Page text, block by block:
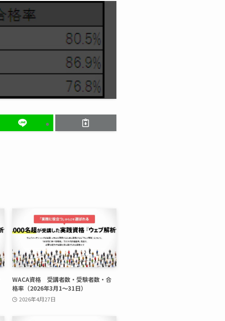
WACA資格 受講者数・受験者数・合
格率（2026年3月1〜31日）
2026年4月27日